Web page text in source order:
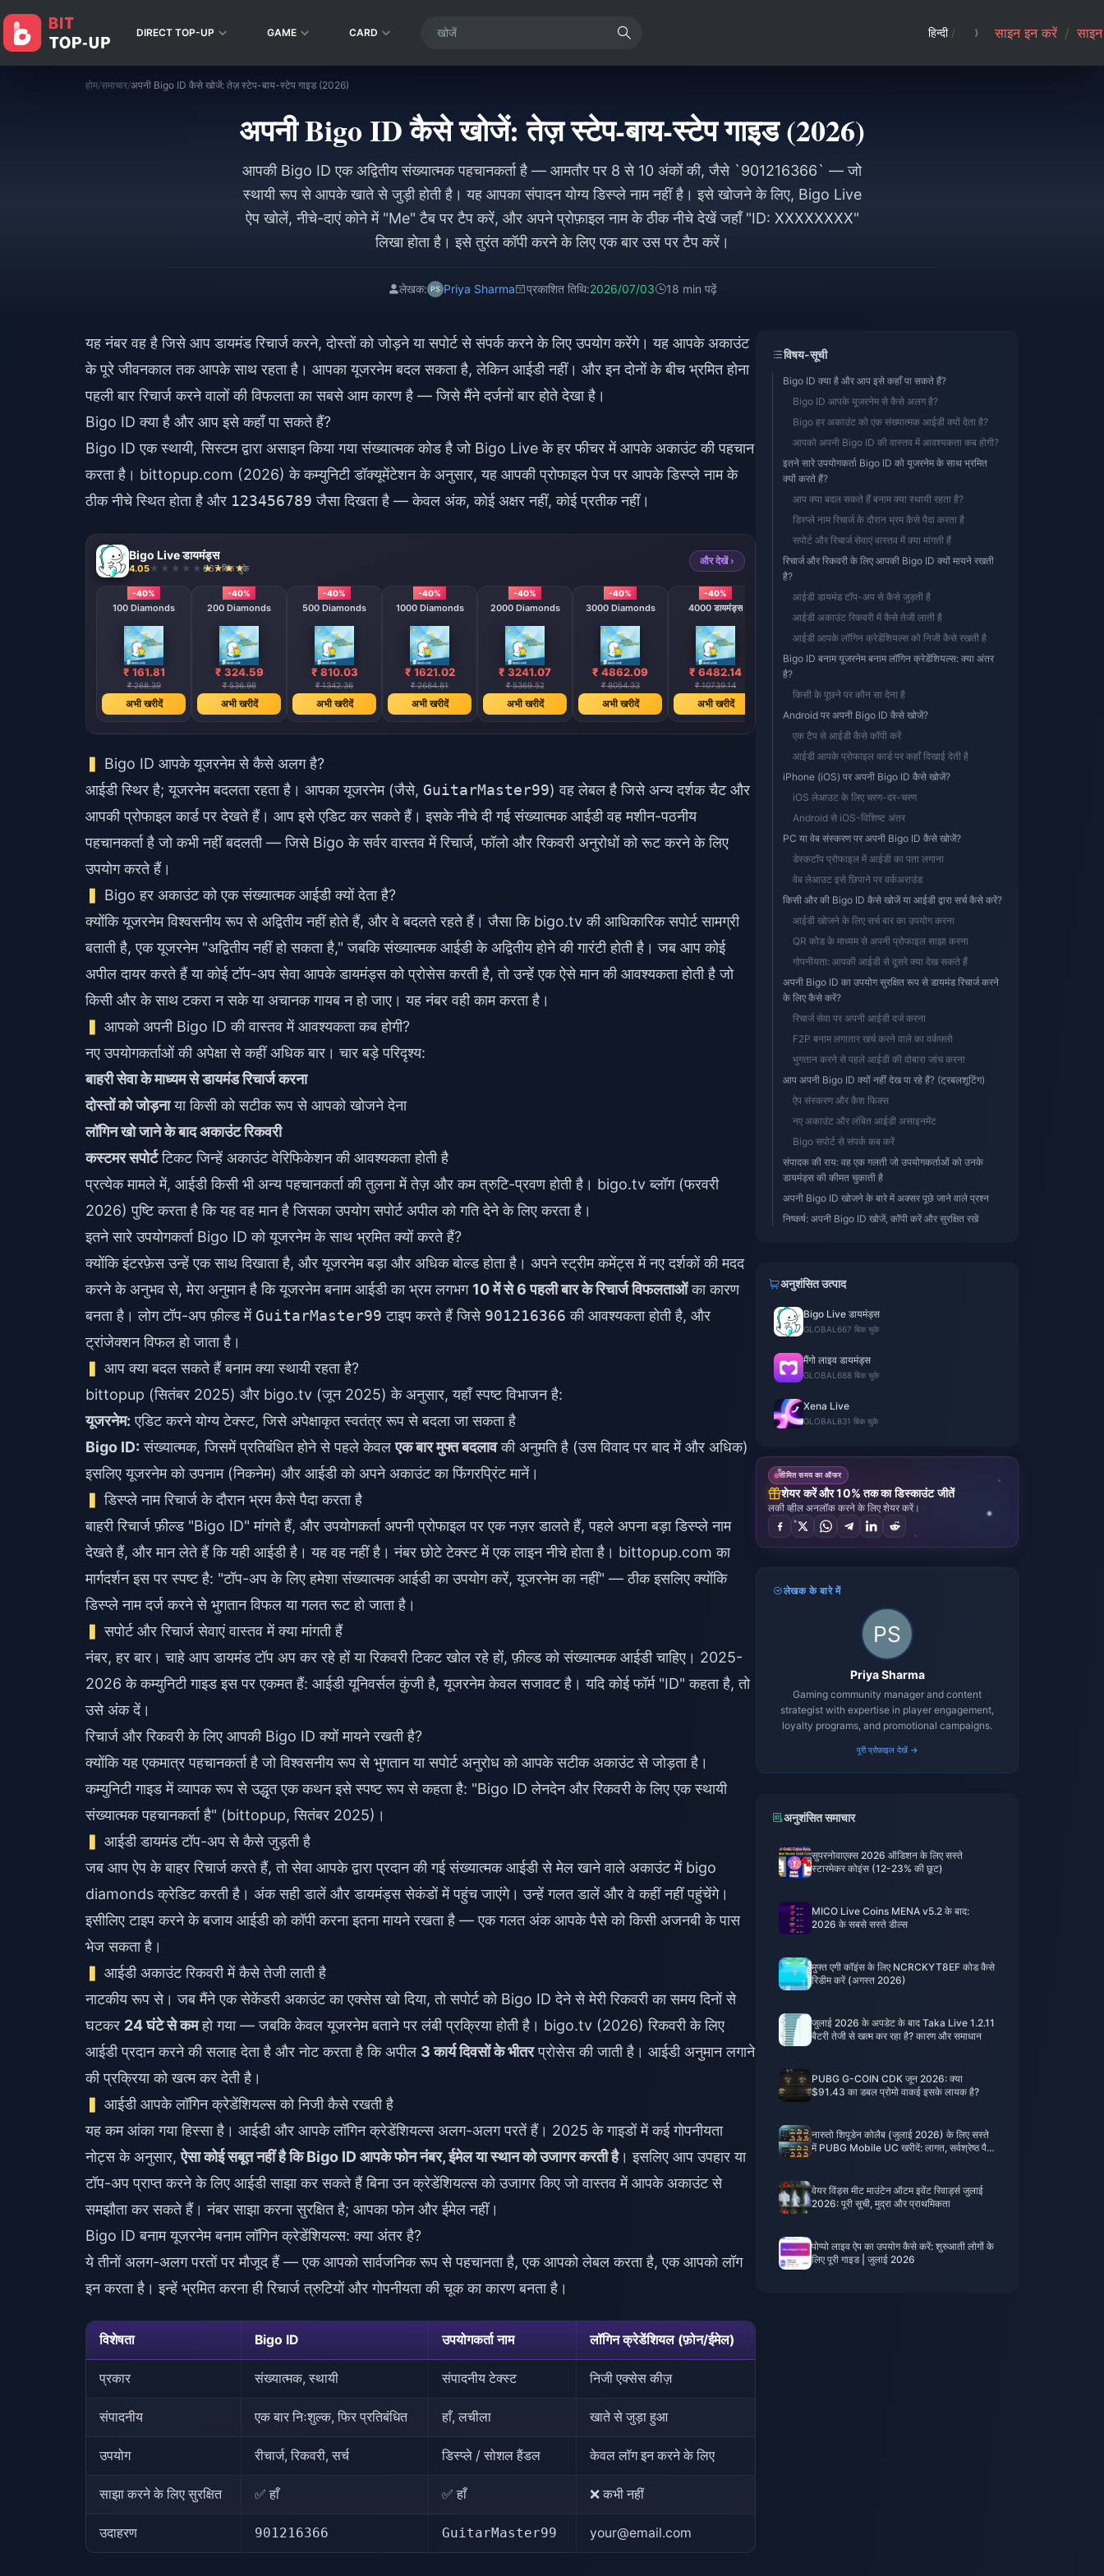
DIRECT TOP-UP GAME CARD हिन्दी / साइन इन करें /
होम/समाचार/अपनी Bigo ID कैसे खोजें: तेज़ स्टेप-बाय-स्टेप गाइड (2026)
अपनी Bigo ID कैसे खोजें: तेज़ स्टेप-बाय-स्टेप गाइड (2026)
आपकी Bigo ID एक अद्वितीय संख्यात्मक पहचानकर्ता है — आमतौर पर 8 से 10 अंकों की, जैसे `901216366` — जो
स्थायी रूप से आपके खाते से जुड़ी होती है। यह आपका संपादन योग्य डिस्प्ले नाम नहीं है। इसे खोजने के लिए, Bigo Live
ऐप खोलें, नीचे-दाएं कोने में "Me" टैब पर टैप करें, और अपने प्रोफ़ाइल नाम के ठीक नीचे देखें जहाँ "ID: XXXXXXXX"
लिखा होता है। इसे तुरंत कॉपी करने के लिए एक बार उस पर टैप करें।
लेखक: Priya Sharma प्रकाशित तिथि:2026/07/03 18 min पढ़ें
यह नंबर वह है जिसे आप डायमंड रिचार्ज करने, दोस्तों को जोड़ने या सपोर्ट से संपर्क करने के लिए उपयोग करेंगे। यह आपके अकाउंट
के पूरे जीवनकाल तक आपके साथ रहता है। आपका यूजरनेम बदल सकता है, लेकिन आईडी नहीं। और इन दोनों के बीच भ्रमित होना
पहली बार रिचार्ज करने वालों की विफलता का सबसे आम कारण है — जिसे मैंने दर्जनों बार होते देखा है।
Bigo ID क्या है और आप इसे कहाँ पा सकते हैं?
Bigo ID एक स्थायी, सिस्टम द्वारा असाइन किया गया संख्यात्मक कोड है जो Bigo Live के हर फीचर में आपके अकाउंट की पहचान
करता है। bittopup.com (2026) के कम्युनिटी डॉक्यूमेंटेशन के अनुसार, यह आपकी प्रोफाइल पेज पर आपके डिस्प्ले नाम के
ठीक नीचे स्थित होता है और 123456789 जैसा दिखता है — केवल अंक, कोई अक्षर नहीं, कोई प्रतीक नहीं।
Bigo Live डायमंड्स
4.05 667 बिक चुके
और देखें ›
-40%
100 Diamonds
₹ 161.81
₹ 268.39
अभी खरीदें
-40%
200 Diamonds
₹ 324.59
₹ 536.98
अभी खरीदें
-40%
500 Diamonds
₹ 810.03
₹ 1342.36
अभी खरीदें
-40%
1000 Diamonds
₹ 1621.02
₹ 2684.81
अभी खरीदें
-40%
2000 Diamonds
₹ 3241.07
₹ 5369.52
अभी खरीदें
-40%
3000 Diamonds
₹ 4862.09
₹ 8054.33
अभी खरीदें
-40%
4000 डायमंड्स
₹ 6482.14
₹ 10739.14
अभी खरीदें
-40%
₹ 8103.16
अभी खरीदें
-40%
Bigo ID आपके यूजरनेम से कैसे अलग है?
आईडी स्थिर है; यूजरनेम बदलता रहता है। आपका यूजरनेम (जैसे, GuitarMaster99) वह लेबल है जिसे अन्य दर्शक चैट और
आपकी प्रोफाइल कार्ड पर देखते हैं। आप इसे एडिट कर सकते हैं। इसके नीचे दी गई संख्यात्मक आईडी वह मशीन-पठनीय
पहचानकर्ता है जो कभी नहीं बदलती — जिसे Bigo के सर्वर वास्तव में रिचार्ज, फॉलो और रिकवरी अनुरोधों को रूट करने के लिए
उपयोग करते हैं।
Bigo हर अकाउंट को एक संख्यात्मक आईडी क्यों देता है?
क्योंकि यूजरनेम विश्वसनीय रूप से अद्वितीय नहीं होते हैं, और वे बदलते रहते हैं। जैसा कि bigo.tv की आधिकारिक सपोर्ट सामग्री
बताती है, एक यूजरनेम "अद्वितीय नहीं हो सकता है," जबकि संख्यात्मक आईडी के अद्वितीय होने की गारंटी होती है। जब आप कोई
अपील दायर करते हैं या कोई टॉप-अप सेवा आपके डायमंड्स को प्रोसेस करती है, तो उन्हें एक ऐसे मान की आवश्यकता होती है जो
किसी और के साथ टकरा न सके या अचानक गायब न हो जाए। यह नंबर वही काम करता है।
आपको अपनी Bigo ID की वास्तव में आवश्यकता कब होगी?
नए उपयोगकर्ताओं की अपेक्षा से कहीं अधिक बार। चार बड़े परिदृश्य:
बाहरी सेवा के माध्यम से डायमंड रिचार्ज करना
दोस्तों को जोड़नाया किसी को सटीक रूप से आपको खोजने देना
लॉगिन खो जाने के बाद अकाउंट रिकवरी
कस्टमर सपोर्टटिकट जिन्हें अकाउंट वेरिफिकेशन की आवश्यकता होती है
प्रत्येक मामले में, आईडी किसी भी अन्य पहचानकर्ता की तुलना में तेज़ और कम त्रुटि-प्रवण होती है। bigo.tv ब्लॉग (फरवरी
2026) पुष्टि करता है कि यह वह मान है जिसका उपयोग सपोर्ट अपील को गति देने के लिए करता है।
इतने सारे उपयोगकर्ता Bigo ID को यूजरनेम के साथ भ्रमित क्यों करते हैं?
क्योंकि इंटरफ़ेस उन्हें एक साथ दिखाता है, और यूजरनेम बड़ा और अधिक बोल्ड होता है। अपने स्ट्रीम कमेंट्स में नए दर्शकों की मदद
करने के अनुभव से, मेरा अनुमान है कि यूजरनेम बनाम आईडी का भ्रम लगभग 10 में से 6 पहली बार के रिचार्ज विफलताओंका कारण
बनता है। लोग टॉप-अप फ़ील्ड में GuitarMaster99 टाइप करते हैं जिसे 901216366 की आवश्यकता होती है, और
ट्रांजेक्शन विफल हो जाता है।
आप क्या बदल सकते हैं बनाम क्या स्थायी रहता है?
bittopup (सितंबर 2025) और bigo.tv (जून 2025) के अनुसार, यहाँ स्पष्ट विभाजन है:
यूजरनेम: एडिट करने योग्य टेक्स्ट, जिसे अपेक्षाकृत स्वतंत्र रूप से बदला जा सकता है
Bigo ID: संख्यात्मक, जिसमें प्रतिबंधित होने से पहले केवलएक बार मुफ्त बदलावकी अनुमति है (उस विवाद पर बाद में और अधिक)
इसलिए यूजरनेम को उपनाम (निकनेम) और आईडी को अपने अकाउंट का फिंगरप्रिंट मानें।
डिस्प्ले नाम रिचार्ज के दौरान भ्रम कैसे पैदा करता है
बाहरी रिचार्ज फ़ील्ड "Bigo ID" मांगते हैं, और उपयोगकर्ता अपनी प्रोफाइल पर एक नज़र डालते हैं, पहले अपना बड़ा डिस्प्ले नाम
देखते हैं, और मान लेते हैं कि यही आईडी है। यह वह नहीं है। नंबर छोटे टेक्स्ट में एक लाइन नीचे होता है। bittopup.com का
मार्गदर्शन इस पर स्पष्ट है: "टॉप-अप के लिए हमेशा संख्यात्मक आईडी का उपयोग करें, यूजरनेम का नहीं" — ठीक इसलिए क्योंकि
डिस्प्ले नाम दर्ज करने से भुगतान विफल या गलत रूट हो जाता है।
सपोर्ट और रिचार्ज सेवाएं वास्तव में क्या मांगती हैं
नंबर, हर बार। चाहे आप डायमंड टॉप अप कर रहे हों या रिकवरी टिकट खोल रहे हों, फ़ील्ड को संख्यात्मक आईडी चाहिए। 2025-
2026 के कम्युनिटी गाइड इस पर एकमत हैं: आईडी यूनिवर्सल कुंजी है, यूजरनेम केवल सजावट है। यदि कोई फॉर्म "ID" कहता है, तो
उसे अंक दें।
रिचार्ज और रिकवरी के लिए आपकी Bigo ID क्यों मायने रखती है?
क्योंकि यह एकमात्र पहचानकर्ता है जो विश्वसनीय रूप से भुगतान या सपोर्ट अनुरोध को आपके सटीक अकाउंट से जोड़ता है।
कम्युनिटी गाइड में व्यापक रूप से उद्धृत एक कथन इसे स्पष्ट रूप से कहता है: "Bigo ID लेनदेन और रिकवरी के लिए एक स्थायी
संख्यात्मक पहचानकर्ता है" (bittopup, सितंबर 2025)।
आईडी डायमंड टॉप-अप से कैसे जुड़ती है
जब आप ऐप के बाहर रिचार्ज करते हैं, तो सेवा आपके द्वारा प्रदान की गई संख्यात्मक आईडी से मेल खाने वाले अकाउंट में bigo
diamondsक्रेडिट करती है। अंक सही डालें और डायमंड्स सेकंडों में पहुंच जाएंगे। उन्हें गलत डालें और वे कहीं नहीं पहुंचेंगे।
इसीलिए टाइप करने के बजाय आईडी को कॉपी करना इतना मायने रखता है — एक गलत अंक आपके पैसे को किसी अजनबी के पास
भेज सकता है।
आईडी अकाउंट रिकवरी में कैसे तेजी लाती है
नाटकीय रूप से। जब मैंने एक सेकेंडरी अकाउंट का एक्सेस खो दिया, तो सपोर्ट को Bigo ID देने से मेरी रिकवरी का समय दिनों से
घटकर 24 घंटे से कमहो गया — जबकि केवल यूजरनेम बताने पर लंबी प्रक्रिया होती है। bigo.tv (2026) रिकवरी के लिए
आईडी प्रदान करने की सलाह देता है और नोट करता है कि अपील 3 कार्य दिवसों के भीतरप्रोसेस की जाती है। आईडी अनुमान लगाने
की प्रक्रिया को खत्म कर देती है।
आईडी आपके लॉगिन क्रेडेंशियल्स को निजी कैसे रखती है
यह कम आंका गया हिस्सा है। आईडी और आपके लॉगिन क्रेडेंशियल्स अलग-अलग परतें हैं। 2025 के गाइडों में कई गोपनीयता
नोट्स के अनुसार,ऐसा कोई सबूत नहीं है कि Bigo ID आपके फोन नंबर, ईमेल या स्थान को उजागर करती है। इसलिए आप उपहार या
टॉप-अप प्राप्त करने के लिए आईडी साझा कर सकते हैं बिना उन क्रेडेंशियल्स को उजागर किए जो वास्तव में आपके अकाउंट से
समझौता कर सकते हैं। नंबर साझा करना सुरक्षित है; आपका फोन और ईमेल नहीं।
Bigo ID बनाम यूजरनेम बनाम लॉगिन क्रेडेंशियल्स: क्या अंतर है?
ये तीनों अलग-अलग परतों पर मौजूद हैं — एक आपको सार्वजनिक रूप से पहचानता है, एक आपको लेबल करता है, एक आपको लॉग
इन करता है। इन्हें भ्रमित करना ही रिचार्ज त्रुटियों और गोपनीयता की चूक का कारण बनता है।
विशेषता Bigo ID उपयोगकर्ता नाम लॉगिन क्रेडेंशियल (फ़ोन/ईमेल)
प्रकार संख्यात्मक, स्थायी संपादनीय टेक्स्ट निजी एक्सेस कीज़
संपादनीय एक बार निःशुल्क, फिर प्रतिबंधित हाँ, लचीला खाते से जुड़ा हुआ
उपयोग रीचार्ज, रिकवरी, सर्च डिस्प्ले / सोशल हैंडल केवल लॉग इन करने के लिए
साझा करने के लिए सुरक्षित ✅ हाँ ✅ हाँ ❌ कभी नहीं
उदाहरण 901216366 GuitarMaster99 your@email.com
विषय-सूची
Bigo ID क्या है और आप इसे कहाँ पा सकते हैं?
Bigo ID आपके यूजरनेम से कैसे अलग है?
Bigo हर अकाउंट को एक संख्यात्मक आईडी क्यों देता है?
आपको अपनी Bigo ID की वास्तव में आवश्यकता कब होगी?
इतने सारे उपयोगकर्ता Bigo ID को यूजरनेम के साथ भ्रमित
क्यों करते हैं?
आप क्या बदल सकते हैं बनाम क्या स्थायी रहता है?
डिस्प्ले नाम रिचार्ज के दौरान भ्रम कैसे पैदा करता है
सपोर्ट और रिचार्ज सेवाएं वास्तव में क्या मांगती हैं
रिचार्ज और रिकवरी के लिए आपकी Bigo ID क्यों मायने रखती
है?
आईडी डायमंड टॉप-अप से कैसे जुड़ती है
आईडी अकाउंट रिकवरी में कैसे तेजी लाती है
आईडी आपके लॉगिन क्रेडेंशियल्स को निजी कैसे रखती है
Bigo ID बनाम यूजरनेम बनाम लॉगिन क्रेडेंशियल्स: क्या अंतर
है?
किसी के पूछने पर कौन सा देना है
Android पर अपनी Bigo ID कैसे खोजें?
एक टैप से आईडी कैसे कॉपी करें
आईडी आपके प्रोफाइल कार्ड पर कहाँ दिखाई देती है
iPhone (iOS) पर अपनी Bigo ID कैसे खोजें?
iOS लेआउट के लिए चरण-दर-चरण
Android से iOS-विशिष्ट अंतर
PC या वेब संस्करण पर अपनी Bigo ID कैसे खोजें?
डेस्कटॉप प्रोफाइल में आईडी का पता लगाना
वेब लेआउट इसे छिपाने पर वर्कअराउंड
किसी और की Bigo ID कैसे खोजें या आईडी द्वारा सर्च कैसे करें?
आईडी खोजने के लिए सर्च बार का उपयोग करना
QR कोड के माध्यम से अपनी प्रोफाइल साझा करना
गोपनीयता: आपकी आईडी से दूसरे क्या देख सकते हैं
अपनी Bigo ID का उपयोग सुरक्षित रूप से डायमंड रिचार्ज करने
के लिए कैसे करें?
रिचार्ज सेवा पर अपनी आईडी दर्ज करना
F2P बनाम लगातार खर्च करने वाले का वर्कफ़्लो
भुगतान करने से पहले आईडी की दोबारा जांच करना
आप अपनी Bigo ID क्यों नहीं देख पा रहे हैं? (ट्रबलशूटिंग)
ऐप संस्करण और कैश फिक्स
नए अकाउंट और लंबित आईडी असाइनमेंट
Bigo सपोर्ट से संपर्क कब करें
संपादक की राय: वह एक गलती जो उपयोगकर्ताओं को उनके
डायमंड्स की कीमत चुकाती है
अपनी Bigo ID खोजने के बारे में अक्सर पूछे जाने वाले प्रश्न
निष्कर्ष: अपनी Bigo ID खोजें, कॉपी करें और सुरक्षित रखें
अनुशंसित उत्पाद
Bigo Live डायमंड्स
GLOBAL 667 बिक चुके
मैंगो लाइव डायमंड्स
GLOBAL 688 बिक चुके
Xena Live
GLOBAL 831 बिक चुके
सीमित समय का ऑफर
शेयर करें और 10% तक का डिस्काउंट जीतें
लकी व्हील अनलॉक करने के लिए शेयर करें।
लेखक के बारे में
Priya Sharma
Gaming community manager and content
strategist with expertise in player engagement,
loyalty programs, and promotional campaigns.
पूरी प्रोफ़ाइल देखें →
अनुशंसित समाचार
सुपरनोवाएक्स 2026 ऑडिशन के लिए सस्ते
स्टारमेकर कोइंस (12-23% की छूट)
MICO Live Coins MENA v5.2 के बाद:
2026 के सबसे सस्ते डील्स
मुफ्त एगी कॉइंस के लिए NCRCKYT8EF कोड कैसे
रिडीम करें (अगस्त 2026)
जुलाई 2026 के अपडेट के बाद Taka Live 1.2.11
बैटरी तेजी से खत्म कर रहा है? कारण और समाधान
PUBG G-COIN CDK जून 2026: क्या
$91.43 का डबल प्रोमो वाकई इसके लायक है?
नारुतो शिपूडेन कोलैब (जुलाई 2026) के लिए सस्ते
में PUBG Mobile UC खरीदें: लागत, सर्वश्रेष्ठ पैक
वेयर विंड्स मीट माउंटेन ऑटम इवेंट रिवार्ड्स जुलाई
2026: पूरी सूची, मुद्रा और प्राथमिकता
पोप्पो लाइव ऐप का उपयोग कैसे करें: शुरुआती लोगों के
लिए पूरी गाइड | जुलाई 2026